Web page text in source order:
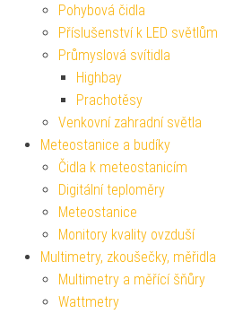
Pohybová čidla
Příslušenství k LED světlům
Průmyslová svítidla
Highbay
Prachotěsy
Venkovní zahradní světla
Meteostanice a budíky
Čidla k meteostanicím
Digitální teploměry
Meteostanice
Monitory kvality ovzduší
Multimetry, zkoušečky, měřidla
Multimetry a měřící šňůry
Wattmetry